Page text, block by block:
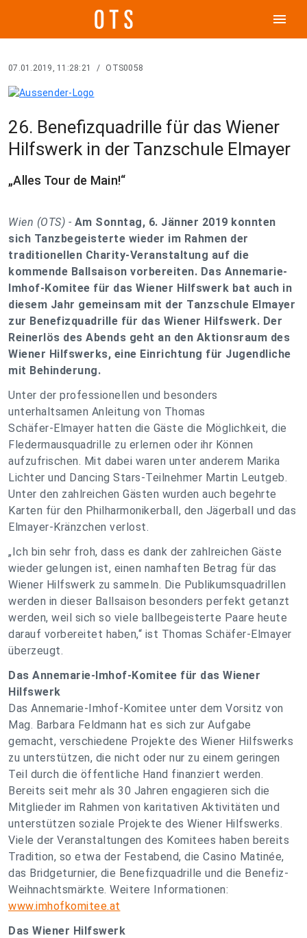
menu
07.01.2019, 11:28:21 / OTS0058
26. Benefizquadrille für das Wiener
Hilfswerk in der Tanzschule Elmayer
„Alles Tour de Main!“
Wien (OTS) - Am Sonntag, 6. Jänner 2019 konnten
sich Tanzbegeisterte wieder im Rahmen der
traditionellen Charity-Veranstaltung auf die
kommende Ballsaison vorbereiten. Das Annemarie-
Imhof-Komitee für das Wiener Hilfswerk bat auch in
diesem Jahr gemeinsam mit der Tanzschule Elmayer
zur Benefizquadrille für das Wiener Hilfswerk. Der
Reinerlös des Abends geht an den Aktionsraum des
Wiener Hilfswerks, eine Einrichtung für Jugendliche
mit Behinderung.
Unter der professionellen und besonders
unterhaltsamen Anleitung von Thomas
Schäfer-Elmayer hatten die Gäste die Möglichkeit, die
Fledermausquadrille zu erlernen oder ihr Können
aufzufrischen. Mit dabei waren unter anderem Marika
Lichter und Dancing Stars-Teilnehmer Martin Leutgeb.
Unter den zahlreichen Gästen wurden auch begehrte
Karten für den Philharmonikerball, den Jägerball und das
Elmayer-Kränzchen verlost.
„Ich bin sehr froh, dass es dank der zahlreichen Gäste
wieder gelungen ist, einen namhaften Betrag für das
Wiener Hilfswerk zu sammeln. Die Publikumsquadrillen
werden in dieser Ballsaison besonders perfekt getanzt
werden, weil sich so viele ballbegeisterte Paare heute
darauf vorbereitet haben,“ ist Thomas Schäfer-Elmayer
überzeugt.
Das Annemarie-Imhof-Komitee für das Wiener
Hilfswerk
Das Annemarie-Imhof-Komitee unter dem Vorsitz von
Mag. Barbara Feldmann hat es sich zur Aufgabe
gemacht, verschiedene Projekte des Wiener Hilfswerks
zu unterstützen, die nicht oder nur zu einem geringen
Teil durch die öffentliche Hand finanziert werden.
Bereits seit mehr als 30 Jahren engagieren sich die
Mitglieder im Rahmen von karitativen Aktivitäten und
unterstützen soziale Projekte des Wiener Hilfswerks.
Viele der Veranstaltungen des Komitees haben bereits
Tradition, so etwa der Festabend, die Casino Matinée,
das Bridgeturnier, die Benefizquadrille und die Benefiz-
Weihnachtsmärkte. Weitere Informationen:
www.imhofkomitee.at
Das Wiener Hilfswerk